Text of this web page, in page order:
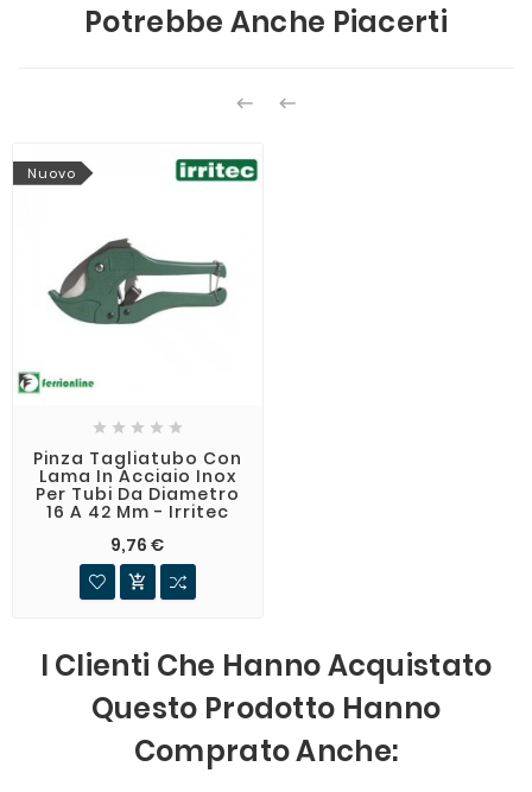
Potrebbe Anche Piacerti
 
Nuovo
    
Pinza Tagliatubo Con
Lama In Acciaio Inox
Per Tubi Da Diametro
16 A 42 Mm - Irritec
9,76 €

I Clienti Che Hanno Acquistato
Questo Prodotto Hanno
Comprato Anche: